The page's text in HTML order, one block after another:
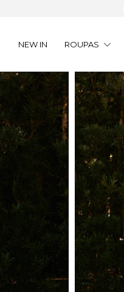
NEW IN ROUPAS